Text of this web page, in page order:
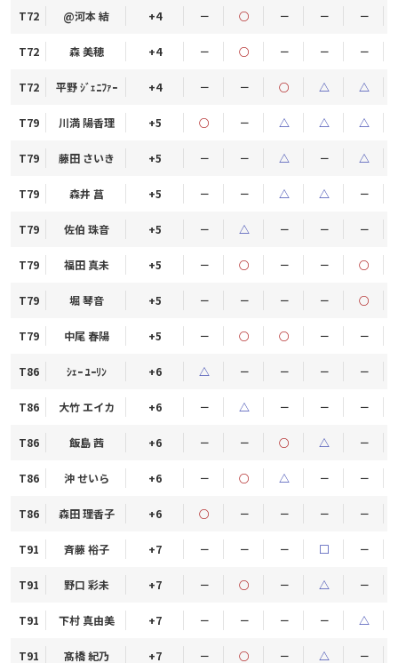
T72 @河本 結 +4 － ○ － － －
T72 森 美穂 +4 － ○ － － －
T72 平野 ｼﾞｪﾆﾌｧｰ +4 － － ○ △ △
T79 川満 陽香理 +5 ○ － △ △ △
T79 藤田 さいき +5 － － △ － △
T79 森井 菖 +5 － － △ △ －
T79 佐伯 珠音 +5 － △ － － －
T79 福田 真未 +5 － ○ － － ○
T79 堀 琴音 +5 － － － － ○
T79 中尾 春陽 +5 － ○ ○ － －
T86 ｼｪｰ ﾕｰﾘﾝ +6 △ － － － －
T86 大竹 エイカ +6 － △ － － －
T86 飯島 茜 +6 － － ○ △ －
T86 沖 せいら +6 － ○ △ － －
T86 森田 理香子 +6 ○ － － － －
T91 斉藤 裕子 +7 － － － □ －
T91 野口 彩未 +7 － ○ － △ －
T91 下村 真由美 +7 － － － － △
T91 髙橋 紀乃 +7 － ○ － △ －